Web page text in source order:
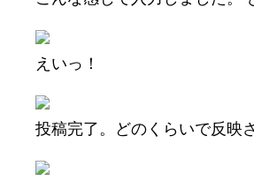
えいっ！
投稿完了。どのくらいで反映